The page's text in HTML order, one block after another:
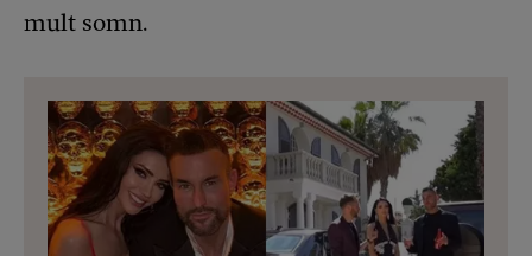
mult somn.